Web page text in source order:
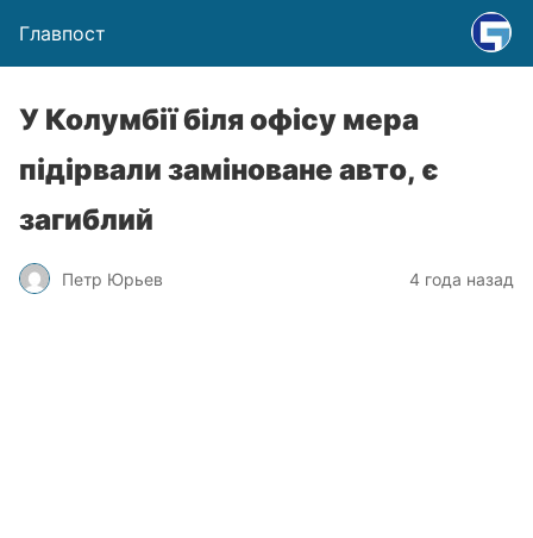
Главпост
У Колумбії біля офісу мера
підірвали заміноване авто, є
загиблий
Петр Юрьев 4 года назад